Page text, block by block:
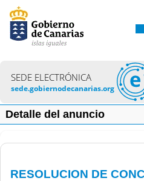
SEDE ELECTRÓNICA
sede.gobiernodecanarias.org
Detalle del anuncio